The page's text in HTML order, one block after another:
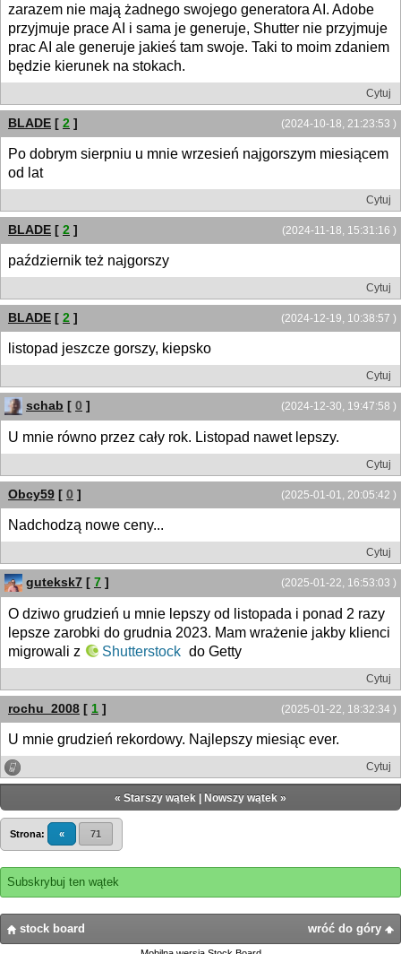
zarazem nie mają żadnego swojego generatora AI. Adobe
przyjmuje prace AI i sama je generuje, Shutter nie przyjmuje
prac AI ale generuje jakieś tam swoje. Taki to moim zdaniem
będzie kierunek na stokach.
Cytuj
(2024-10-18, 21:23:53 )
BLADE [ 2 ]
Po dobrym sierpniu u mnie wrzesień najgorszym miesiącem
od lat
Cytuj
(2024-11-18, 15:31:16 )
BLADE [ 2 ]
październik też najgorszy
Cytuj
(2024-12-19, 10:38:57 )
BLADE [ 2 ]
listopad jeszcze gorszy, kiepsko
Cytuj
(2024-12-30, 19:47:58 )
schab [ 0 ]
U mnie równo przez cały rok. Listopad nawet lepszy.
Cytuj
(2025-01-01, 20:05:42 )
Obcy59 [ 0 ]
Nadchodzą nowe ceny...
Cytuj
(2025-01-22, 16:53:03 )
guteksk7 [ 7 ]
O dziwo grudzień u mnie lepszy od listopada i ponad 2 razy
lepsze zarobki do grudnia 2023. Mam wrażenie jakby klienci
migrowali z
Shutterstock do Getty
Cytuj
(2025-01-22, 18:32:34 )
rochu_2008 [ 1 ]
U mnie grudzień rekordowy. Najlepszy miesiąc ever.
Cytuj
« Starszy wątek Nowszy wątek »
Strona: « 71
Subskrybuj ten wątek
wróć do góry
stock board